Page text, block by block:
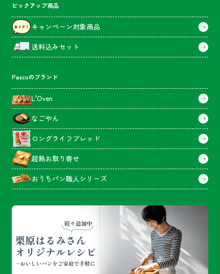
ピックアップ商品
キャンペーン対象商品
送料込みセット
Pascoのブランド
L'Oven
なごやん
ロングライフブレッド
超熟お取り寄せ
おうちパン職人シリーズ